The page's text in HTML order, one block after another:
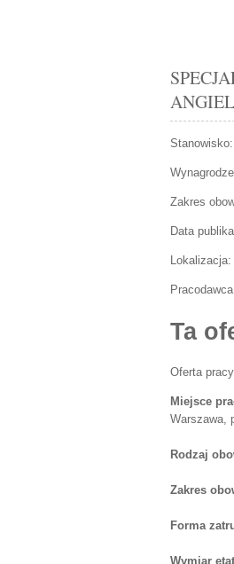
Stanowisko:
Zakres
Data
Lokalizacja:
Ta
Oferta
Miejsce
Warszawa,
Rodzaj
Zakres
Forma
Wymiar